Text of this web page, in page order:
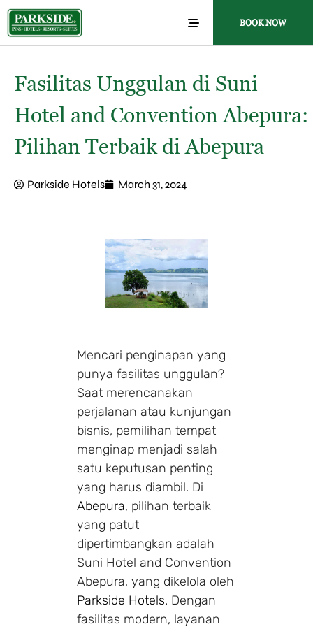
BOOK NOW
Fasilitas Unggulan di Suni
Hotel and Convention Abepura:
Pilihan Terbaik di Abepura
Parkside Hotels March 31, 2024
Mencari penginapan yang
punya fasilitas unggulan?
Saat merencanakan
perjalanan atau kunjungan
bisnis, pemilihan tempat
menginap menjadi salah
satu keputusan penting
yang harus diambil. Di
Abepura, pilihan terbaik
yang patut
dipertimbangkan adalah
Suni Hotel and Convention
Abepura, yang dikelola oleh
Parkside Hotels. Dengan
fasilitas modern, layanan